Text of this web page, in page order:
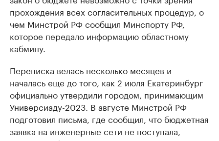
прохождения всех согласительных процедур, о
чем Минстрой РФ сообщил Минспорту РФ,
которое передало информацию областному
кабмину.
Переписка велась несколько месяцев и
началась еще до того, как 2 июля Екатеринбург
официально утвердили городом, принимающим
Универсиаду-2023. В августе Минстрой РФ
подготовил письма, где сообщил, что бюджетная
заявка на инженерные сети не поступала,